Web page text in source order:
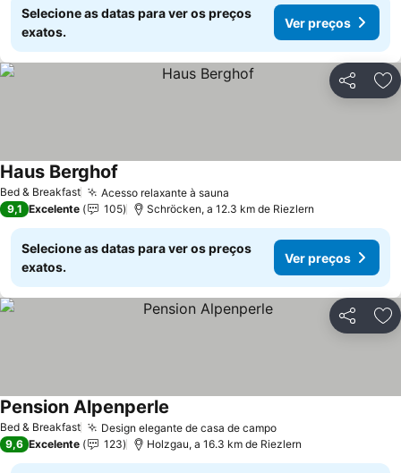
Selecione as datas para ver os preços
exatos.
Ver preços
Partilhar
Bed & Breakfast Acesso relaxante à sauna
Haus Berghof
9,1 Excelente 105 Schröcken, a 12.3 km de Riezlern
Selecione as datas para ver os preços
exatos.
Ver preços
Partilhar
Bed & Breakfast Design elegante de casa de campoVer preços
Pension Alpenperle
9,6 Excelente 123 Holzgau, a 16.3 km de Riezlern